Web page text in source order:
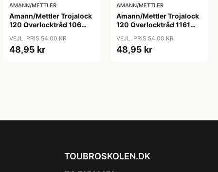
AMANN/METTLER
Amann/Mettler Trojalock
120 Overlocktråd 106
VEJL. PRIS 54,00 KR
48,95 kr
AMANN/METTLER
Amann/Mettler Trojalock
120 Overlocktråd 1161
VEJL. PRIS 54,00 KR
48,95 kr
TOUBROSKOLEN.DK